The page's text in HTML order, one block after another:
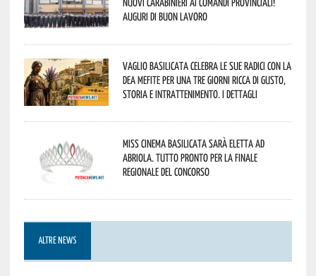
Auguri di buon lavoro
Vaglio Basilicata celebra le sue radici con la
Dea Mefite per una tre giorni ricca di gusto,
storia e intrattenimento. I dettagli
Miss Cinema Basilicata sarà eletta ad
Abriola. Tutto pronto per la finale
regionale del concorso
ALTRE NEWS